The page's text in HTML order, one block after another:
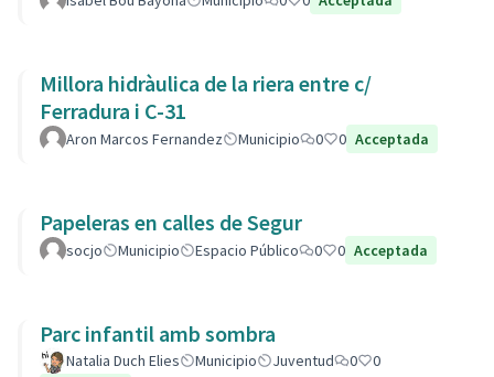
Millora hidràulica de la riera entre c/
Ferradura i C-31
Aron Marcos Fernandez Municipio 0 0 Acceptada
Papeleras en calles de Segur
socjo Municipio Espacio Público 0 0 Acceptada
Parc infantil amb sombra
Natalia Duch Elies Municipio Juventud 0
0